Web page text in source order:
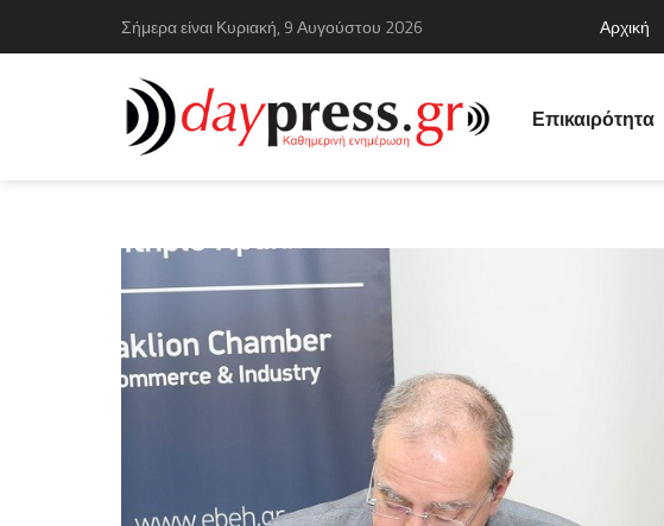
Σήμερα είναι Κυριακή, 9 Αυγούστου 2026 Αρχική
Επικαιρότητα